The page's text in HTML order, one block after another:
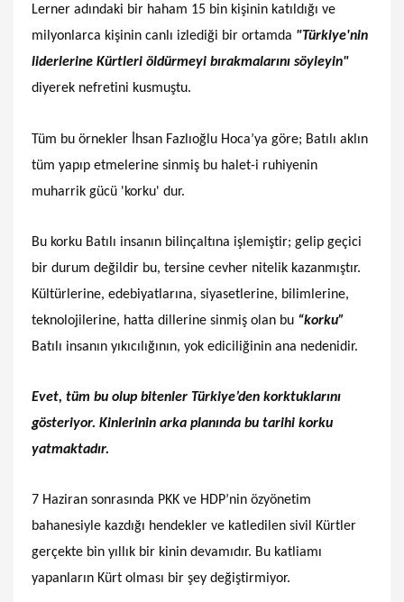
Lerner adındaki bir haham 15 bin kişinin katıldığı ve
milyonlarca kişinin canlı izlediği bir ortamda "Türkiye'nin
liderlerine Kürtleri öldürmeyi bırakmalarını söyleyin"
diyerek nefretini kusmuştu.
Tüm bu örnekler İhsan Fazlıoğlu Hoca’ya göre; Batılı aklın
tüm yapıp etmelerine sinmiş bu halet-i ruhiyenin
muharrik gücü 'korku' dur.
Bu korku Batılı insanın bilinçaltına işlemiştir; gelip geçici
bir durum değildir bu, tersine cevher nitelik kazanmıştır.
Kültürlerine, edebiyatlarına, siyasetlerine, bilimlerine,
teknolojilerine, hatta dillerine sinmiş olan bu “korku”
Batılı insanın yıkıcılığının, yok ediciliğinin ana nedenidir.
Evet, tüm bu olup bitenler Türkiye’den korktuklarını
gösteriyor. Kinlerinin arka planında bu tarihi korku
yatmaktadır.
7 Haziran sonrasında PKK ve HDP’nin özyönetim
bahanesiyle kazdığı hendekler ve katledilen sivil Kürtler
gerçekte bin yıllık bir kinin devamıdır. Bu katliamı
yapanların Kürt olması bir şey değiştirmiyor.